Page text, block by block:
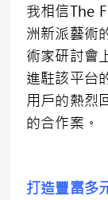
我相信The
洲新派藝術
術家研討會
進駐該平台
用戶的熱烈
的合作案。
打造豐富多